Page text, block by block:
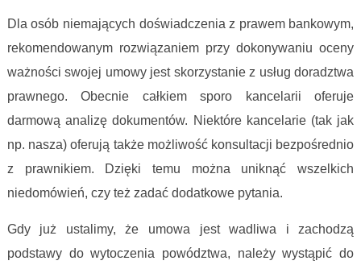
Dla osób niemających doświadczenia z prawem bankowym,
rekomendowanym rozwiązaniem przy dokonywaniu oceny
ważności swojej umowy jest skorzystanie z usług doradztwa
prawnego. Obecnie całkiem sporo kancelarii oferuje
darmową analizę dokumentów. Niektóre kancelarie (tak jak
np. nasza) oferują także możliwość konsultacji bezpośrednio
z prawnikiem. Dzięki temu można uniknąć wszelkich
niedomówień, czy też zadać dodatkowe pytania.
Gdy już ustalimy, że umowa jest wadliwa i zachodzą
podstawy do wytoczenia powództwa, należy wystąpić do